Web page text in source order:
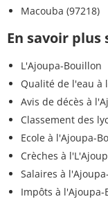
Macouba (97218)
En savoir
L'Ajoupa-Bouillon
Qualité de l'eau à
Avis de décès à
Classement des
Ecole à l'Ajoupa-
Crèches à
Salaires à
Impôts à l'Ajoupa-